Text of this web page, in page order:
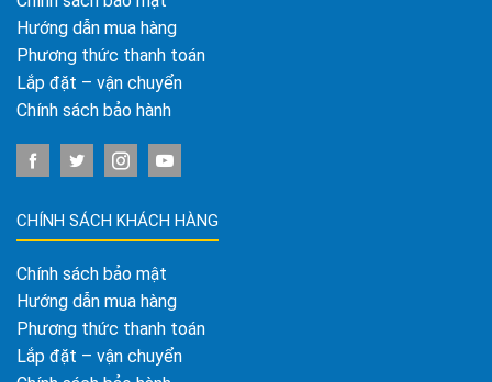
Hướng dẫn mua hàng
Phương thức thanh toán
Lắp đặt – vận chuyển
Chính sách bảo hành
CHÍNH SÁCH KHÁCH HÀNG
Chính sách bảo mật
Hướng dẫn mua hàng
Phương thức thanh toán
Lắp đặt – vận chuyển